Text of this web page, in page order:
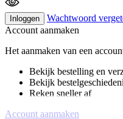
Inloggen
Wachtwoord
Account aanmaken
Het aanmaken van een
Bekijk bestelling en
Bekijk
Reken sneller af
Account aanmaken